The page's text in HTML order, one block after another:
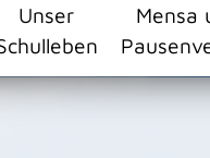
Unser
Mensa